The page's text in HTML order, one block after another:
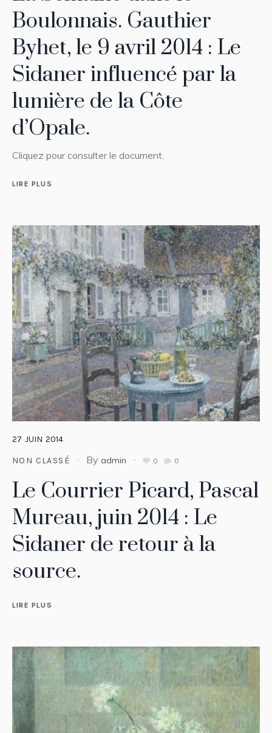
Boulonnais. Gauthier
Byhet, le 9 avril 2014 : Le
Sidaner influencé par la
lumière de la Côte
d’Opale.
Cliquez pour consulter le document.
LIRE PLUS
27 JUIN 2014
NON CLASSÉ By admin 0 0
Le Courrier Picard, Pascal
Mureau, juin 2014 : Le
Sidaner de retour à la
source.
LIRE PLUS